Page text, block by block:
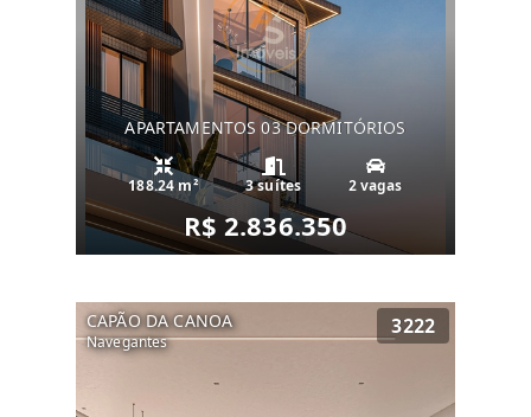
APARTAMENTOS 03 DORMITÓRIOS
188.24 m² 3 suítes 2 vagas
R$ 2.836.350
CAPÃO DA CANOA
Navegantes
3222